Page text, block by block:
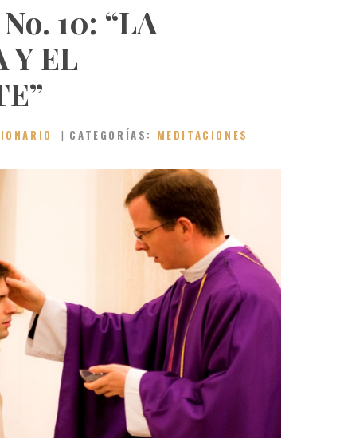
10: “LA
Y EL
CATEGORÍAS: MEDITACIONES